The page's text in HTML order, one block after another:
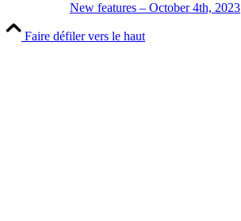
New features – October 4th, 2023
Faire défiler vers le haut